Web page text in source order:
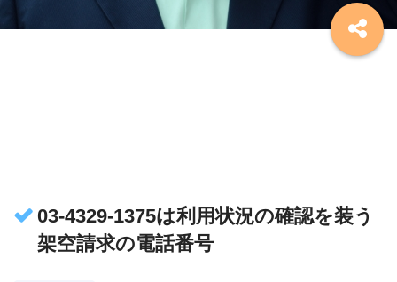
03-4329-1375は利用状況の確認を装う
架空請求の電話番号